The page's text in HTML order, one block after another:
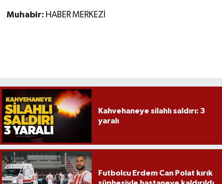
Muhabir: HABER MERKEZİ
Kahvehaneye silahlı saldırı: 3
yaralı
Futbolcu Erdem Can Polat kırık